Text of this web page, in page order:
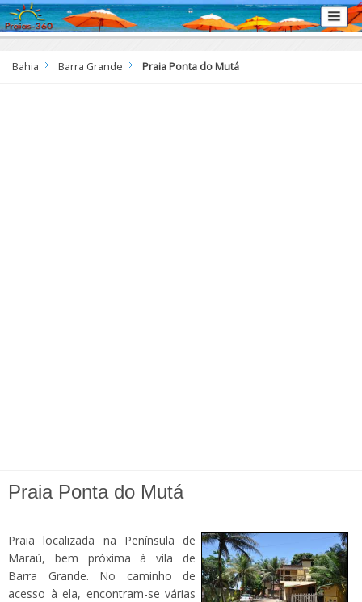
Bahia Barra Grande Praia Ponta do Mutá
Praia Ponta do Mutá
Praia localizada na Península de
Maraú, bem próxima à vila de
Barra Grande. No caminho de
acesso à ela, encontram-se várias